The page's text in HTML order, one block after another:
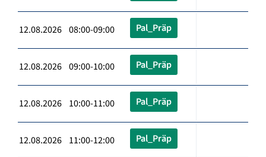
12.08.2026 08:00-09:00 Pal_Präp
12.08.2026 09:00-10:00 Pal_Präp
12.08.2026 10:00-11:00 Pal_Präp
12.08.2026 11:00-12:00 Pal_Präp